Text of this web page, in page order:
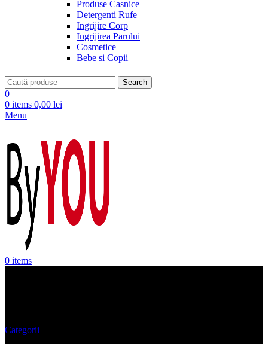
Produse Casnice
Detergenti Rufe
Ingrijire Corp
Ingrijirea Parului
Cosmetice
Bebe si Copii
Search
0
0 items 0,00 lei
Menu
0 items
Categorii